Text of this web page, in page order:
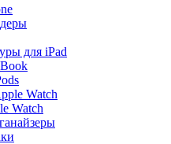
для iPad
Watch
Watch